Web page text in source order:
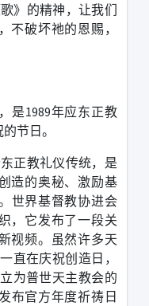
》的精神，让我们
不破坏祂的恩赐，
是1989年应东正教
节日。
正教礼仪传统，是
造的奥秘、激励基
世界基督教协进会
，它发布了一段关
视频。
虽然许多天
直在庆祝创造日，
为普世天主教会的
布官方年度祈祷日